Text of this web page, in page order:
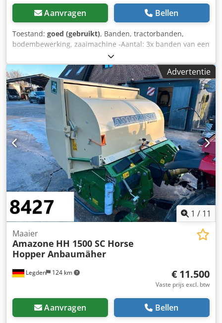
Aanvragen Bellen
Toestand: goed (gebruikt), Banden, tractorbanden,
bodembewerking, zaaimachine -Aantal: 3x banden van een
Amazone zaaimachine -Bandenmaat -Naaf: Ø 40 mm
Dodpsb A E Ufjfx Aaiekr -Afmeting: Ø 750 mm -Totaalprijs:
voor 3 banden -Gewicht: 51 kg/stuk
Advertentie
1 / 11
Legden 124 km
Maaier
Amazone HH 1500 SC Horse
Hopper Anbaumäher
€ 11.500
Vaste prijs excl. btw
Aanvragen Bellen